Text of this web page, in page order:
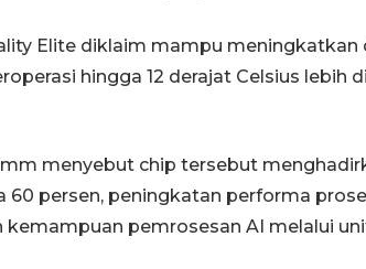
Elite diklaim mampu meningkatkan
hingga 12 derajat Celsius lebih
menyebut chip tersebut
60 persen, peningkatan performa
kemampuan pemrosesan AI melalui